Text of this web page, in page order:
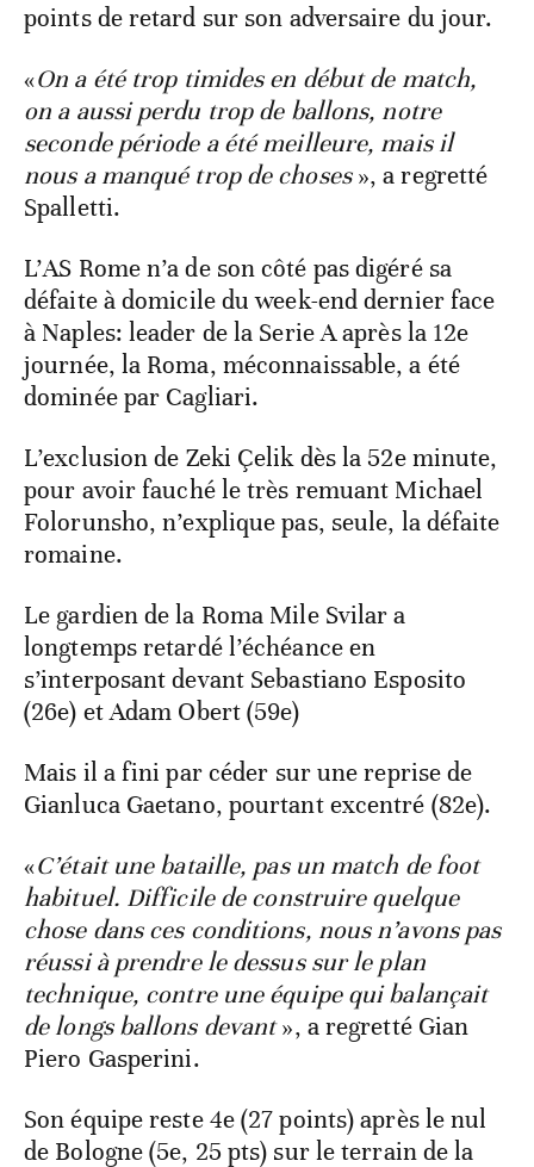
points de retard sur son adversaire du jour.
«On a été trop timides en début de match,
on a aussi perdu trop de ballons, notre
seconde période a été meilleure, mais il
nous a manqué trop de choses», a regretté
Spalletti.
L’AS Rome n’a de son côté pas digéré sa
défaite à domicile du week-end dernier face
à Naples: leader de la Serie A après la 12e
journée, la Roma, méconnaissable, a été
dominée par Cagliari.
L’exclusion de Zeki Çelik dès la 52e minute,
pour avoir fauché le très remuant Michael
Folorunsho, n’explique pas, seule, la défaite
romaine.
Le gardien de la Roma Mile Svilar a
longtemps retardé l’échéance en
s’interposant devant Sebastiano Esposito
(26e) et Adam Obert (59e)
Mais il a fini par céder sur une reprise de
Gianluca Gaetano, pourtant excentré (82e).
«C’était une bataille, pas un match de foot
habituel. Difficile de construire quelque
chose dans ces conditions, nous n’avons pas
réussi à prendre le dessus sur le plan
technique, contre une équipe qui balançait
de longs ballons devant», a regretté Gian
Piero Gasperini.
Son équipe reste 4e (27 points) après le nul
de Bologne (5e, 25 pts) sur le terrain de la